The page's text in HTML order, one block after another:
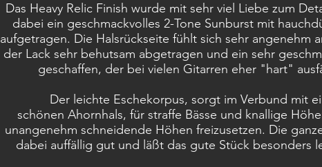
Das Heavy Relic Finish wurde mit sehr viel Liebe zum
dabei ein geschmackvolles 2-Tone Sunburst mit
aufgetragen. Die Halsrückseite fühlt sich sehr angenehm
der Lack sehr behutsam abgetragen und ein sehr
geschaffen, der bei vielen Gitarren eher "hart"
Der leichte Eschekorpus, sorgt im Verbund mit
schönen Ahornhals, für straffe Bässe und knallige
unangenehm schneidende Höhen freizusetzen. Die
dabei auffällig gut und läßt das gute Stück besonders